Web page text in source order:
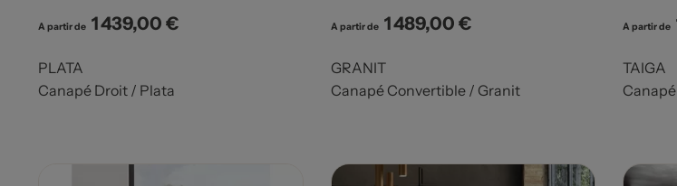
A partir de Prix
1 439,00 €
PLATA
Canapé Droit / Plata
A partir de Prix
1 489,00 €
GRANIT
Canapé Convertible / Granit
A partir de
TAIGA